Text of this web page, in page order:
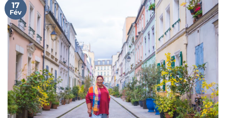
17
Fév